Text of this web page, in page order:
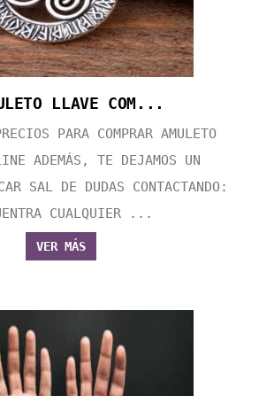
LLAVE COM...
PARA COMPRAR AMULETO
ADEMÁS, TE DEJAMOS UN
SAL DE DUDAS CONTACTANDO:
CUALQUIER ...
VER MÁS